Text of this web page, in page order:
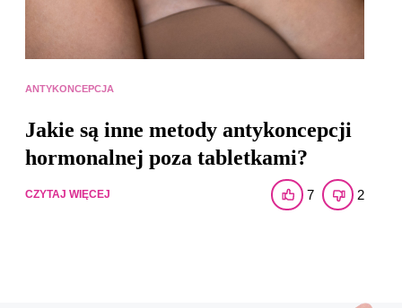
ANTYKONCEPCJA
Jakie są inne metody antykoncepcji
hormonalnej poza tabletkami?
CZYTAJ WIĘCEJ 7 2